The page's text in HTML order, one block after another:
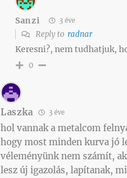
Sanzi 3 éve
Reply to radnar
Keresni?, nem tudhatjuk,
0
Laszka 3 éve
hol vannak a metalcom
hogy most minden kurva jó
véleményünk nem számít,
lesz új igazolás, lapítanak,